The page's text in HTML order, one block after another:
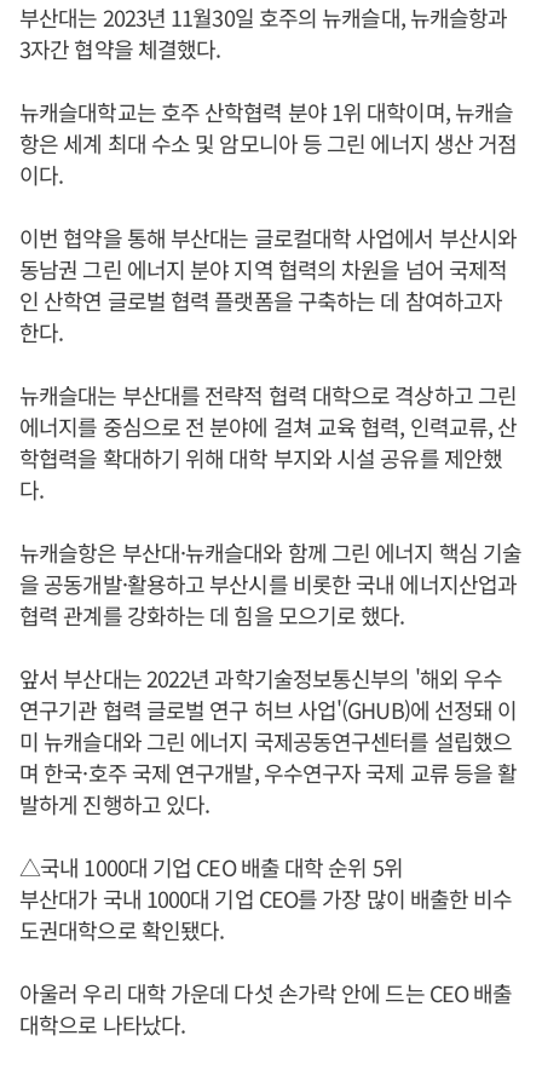
부산대는 2023년 11월30일 호주의 뉴캐슬대, 뉴캐슬항과
3자간 협약을 체결했다.
뉴캐슬대학교는 호주 산학협력 분야 1위 대학이며, 뉴캐슬
항은 세계 최대 수소 및 암모니아 등 그린 에너지 생산 거점
이다.
이번 협약을 통해 부산대는 글로컬대학 사업에서 부산시와
동남권 그린 에너지 분야 지역 협력의 차원을 넘어 국제적
인 산학연 글로벌 협력 플랫폼을 구축하는 데 참여하고자
한다.
뉴캐슬대는 부산대를 전략적 협력 대학으로 격상하고 그린
에너지를 중심으로 전 분야에 걸쳐 교육 협력, 인력교류, 산
학협력을 확대하기 위해 대학 부지와 시설 공유를 제안했
다.
뉴캐슬항은 부산대·뉴캐슬대와 함께 그린 에너지 핵심 기술
을 공동개발·활용하고 부산시를 비롯한 국내 에너지산업과
협력 관계를 강화하는 데 힘을 모으기로 했다.
앞서 부산대는 2022년 과학기술정보통신부의 '해외 우수
연구기관 협력 글로벌 연구 허브 사업'(GHUB)에 선정돼 이
미 뉴캐슬대와 그린 에너지 국제공동연구센터를 설립했으
며 한국·호주 국제 연구개발, 우수연구자 국제 교류 등을 활
발하게 진행하고 있다.
△국내 1000대 기업 CEO 배출 대학 순위 5위
부산대가 국내 1000대 기업 CEO를 가장 많이 배출한 비수
도권대학으로 확인됐다.
아울러 우리 대학 가운데 다섯 손가락 안에 드는 CEO 배출
대학으로 나타났다.